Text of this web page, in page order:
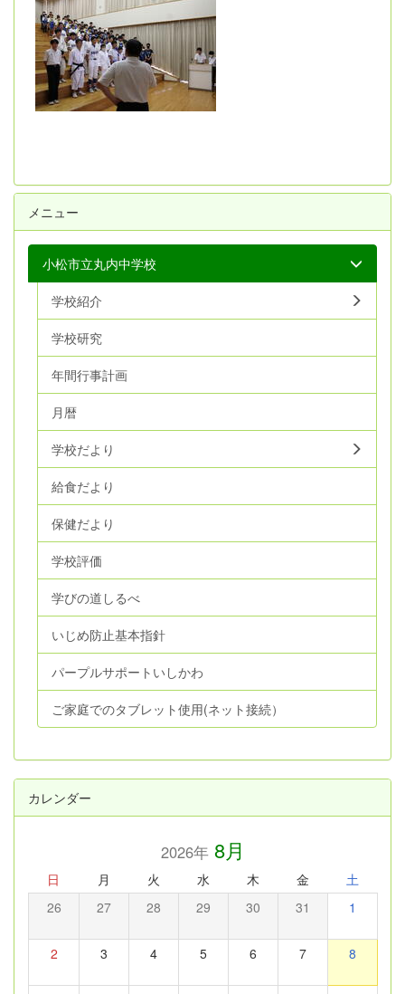
メニュー
小松市立丸内中学校
学校紹介
学校研究
年間行事計画
月暦
学校だより
給食だより
保健だより
学校評価
学びの道しるべ
いじめ防止基本指針
パープルサポートいしかわ
ご家庭でのタブレット使用(ネット接続）
カレンダー
2026年8月
日 月 火 水 木 金 土
26 27 28 29 30 31 1
2 3 4 5 6 7 8